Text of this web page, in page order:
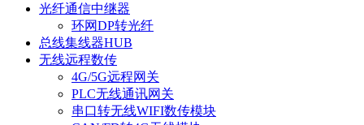
光纤通信中继器
环网DP转光纤
总线集线器HUB
无线远程数传
4G/5G远程网关
PLC无线通讯网关
串口转无线WIFI数传模块